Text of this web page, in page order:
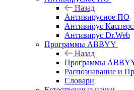
Назад
Антивирусное ПО
Антивирус
Антивирус Dr.Web
Программы ABBYY
Назад
Программы
Распознавание и
Словари